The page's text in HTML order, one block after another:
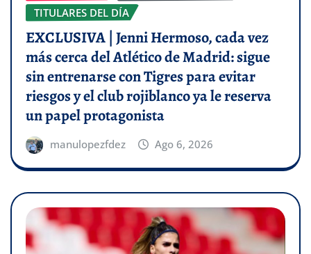
TITULARES DEL DÍA
EXCLUSIVA | Jenni Hermoso, cada vez
más cerca del Atlético de Madrid: sigue
sin entrenarse con Tigres para evitar
riesgos y el club rojiblanco ya le reserva
un papel protagonista
manulopezfdez Ago 6, 2026